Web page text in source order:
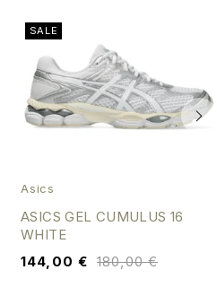
SALE
Asics
ASICS GEL CUMULUS 16
WHITE
180,00€
144,00 €